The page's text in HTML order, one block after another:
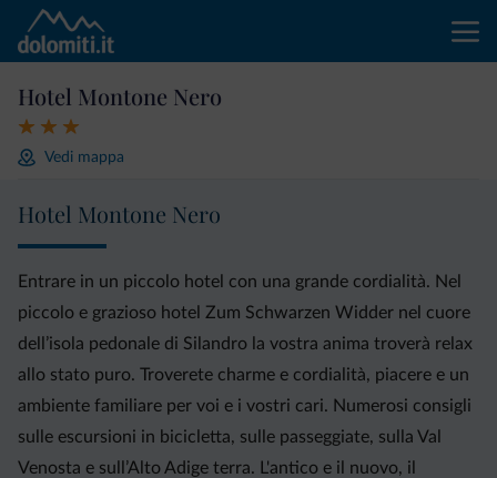
Hotel Montone Nero
Vedi mappa
Hotel Montone Nero
Entrare in un piccolo hotel con una grande cordialità. Nel
piccolo e grazioso hotel Zum Schwarzen Widder nel cuore
dell’isola pedonale di Silandro la vostra anima troverà relax
allo stato puro. Troverete charme e cordialità, piacere e un
ambiente familiare per voi e i vostri cari. Numerosi consigli
sulle escursioni in bicicletta, sulle passeggiate, sulla Val
Venosta e sull’Alto Adige terra. L'antico e il nuovo, il